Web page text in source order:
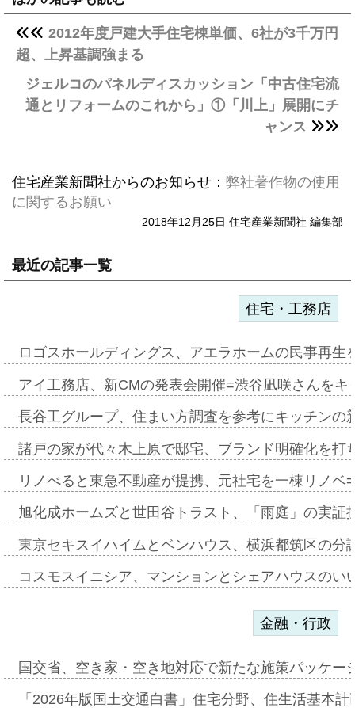
2012年度戸建大手住宅棟単価、6社が3千万円
超、上昇基調強まる
ジェルコのパネルディスカッション「中古住宅流
通とリフォームのこれから」①「川上」展開にチ
ャンス
住宅産業新聞社からのお知らせ： 弊社著作物の使用
に関するお願い
2018年12月25日 住宅産業新聞社 編集部
最近の記事一覧
住宅・工務店
ロゴスホールディングス、アエラホームの民事再
アイ工務店、新CMの発表会開催=渋谷凪咲さんを
長谷工グループ、住まい方調査を参考にキッチン
諸戸の家が代々木上原で邸宅、ブランド明確化を
リノべると東急不動産が提携、元社宅を一棟リノ
旭化成ホームズと世田谷トラスト、「雨庭」の実
東京セキスイハイムとベンハウス、横浜都筑区の
コスモスイニシア、マンションとシェアハウスの
金融・行政
国交省、空き家・空き地対応で新たな施策パッケ
「2026年版国土交通白書」住宅分野、住生活基本